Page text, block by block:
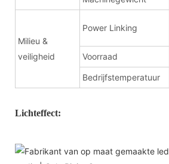
Milieu &
veiligheid
Power Linking
Voorraad
Bedrijfstemperatuur
Lichteffect: